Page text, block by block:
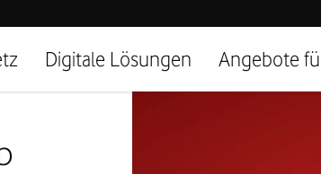
Digitale Lösungen Angebote